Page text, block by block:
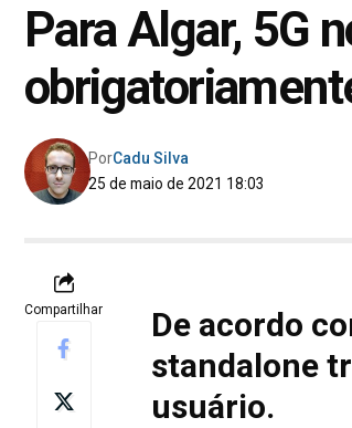
Para Algar, 5G
25 de maio de 2021 18:03
PorCadu Silva
Compartilhar
De acordo
standalone
usuário.